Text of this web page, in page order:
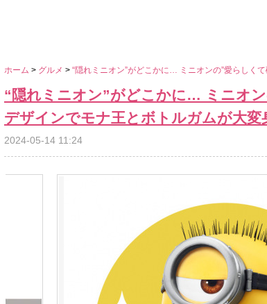
ホーム > グルメ > “隠れミニオン”がどこかに… ミニオンの”愛らしく
“隠れミニオン”がどこかに… ミニオ
デザインでモナ王とボトルガムが大変
2024-05-14 11:24